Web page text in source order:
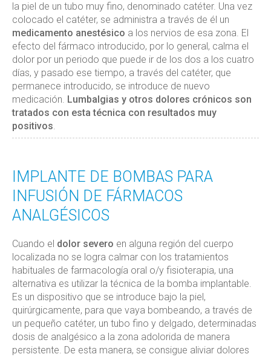
la piel de un tubo muy fino, denominado catéter. Una vez
colocado el catéter, se administra a través de él un
medicamento anestésico a los nervios de esa zona. El
efecto del fármaco introducido, por lo general, calma el
dolor por un periodo que puede ir de los dos a los cuatro
días, y pasado ese tiempo, a través del catéter, que
permanece introducido, se introduce de nuevo
medicación. Lumbalgias y otros dolores crónicos son
tratados con esta técnica con resultados muy
positivos.
IMPLANTE DE BOMBAS PARA
INFUSIÓN DE FÁRMACOS
ANALGÉSICOS
Cuando el dolor severo en alguna región del cuerpo
localizada no se logra calmar con los tratamientos
habituales de farmacología oral o/y fisioterapia, una
alternativa es utilizar la técnica de la bomba implantable.
Es un dispositivo que se introduce bajo la piel,
quirúrgicamente, para que vaya bombeando, a través de
un pequeño catéter, un tubo fino y delgado, determinadas
dosis de analgésico a la zona adolorida de manera
persistente. De esta manera, se consigue aliviar dolores